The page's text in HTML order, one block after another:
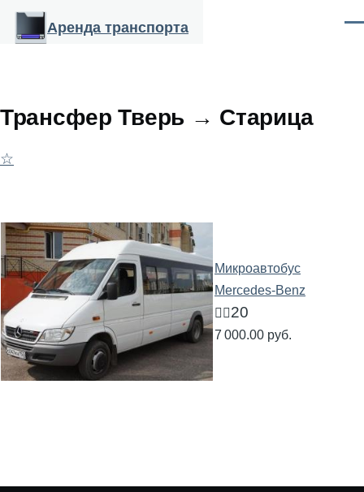
Перейти к основному содержанию
Аренда транспорта
Трансфер Тверь → Старица
☆
Микроавтобус
Mercedes-Benz
🧍‍♂️20
7 000.00 руб.